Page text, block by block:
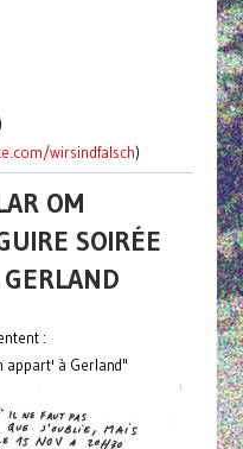
wirsindfalsch)
OM
SOIRÉE
:
appart' à Gerland"